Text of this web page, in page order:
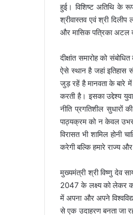
हुई। विशिष्ट अतिथि के
श्रीवास्तव एवं श्री दिलीप
और मासिक पत्रिका अटल
दीक्षांत समारोह को
ऐसे स्थान है जहां इतिहास
जुड़ रहें है मानवता के बारे में
करती है। इसका उद्देश्य
नीति प्रगतिशील सुधारों
पाठ्यक्रम को न केवल उभरते
विरासत भी शामिल होनी
करेगी बल्कि हमारे राज्य
मुख्यमंत्री श्री विष्णु देव
2047 के लक्ष्य को लेकर
में अपना और अपने
से एक उदाहरण बनता जा